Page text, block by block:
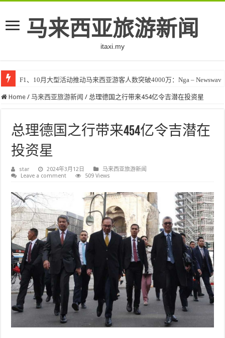
马来西亚旅游新闻
itaxi.my
F1、10月大型活动推动马来西亚游客人数突破4000万：Nga – Newswav
Home / 马来西亚旅游新闻 / 总理德国之行带来454亿令吉潜在投资星
总理德国之行带来454亿令吉潜在
投资星
star 2024年3月12日
马来西亚旅游新闻
Leave a comment
509 Views